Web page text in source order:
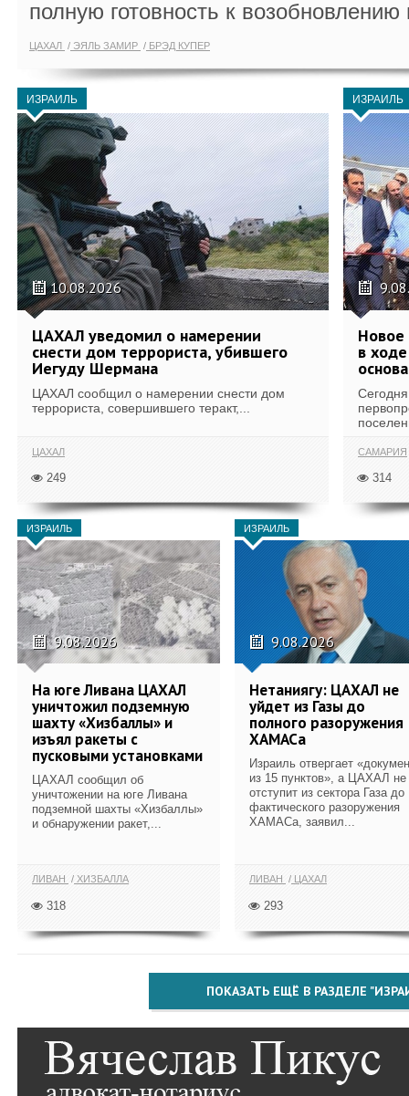
полную готовность к
ЦАХАЛ ЭЯЛЬ ЗАМИР БРЭД КУПЕР
ИЗРАИЛЬ
10.08.2026
ЦАХАЛ уведомил о намерении
снести дом террориста, убившего
Иегуду Шермана
ЦАХАЛ сообщил о намерении снести дом
террориста, совершившего теракт,...
ЦАХАЛ
249
ИЗРАИЛЬ
Новое
в
САМАРИЯ
314
ИЗРАИЛЬ
9.08.2026
На юге Ливана ЦАХАЛ
уничтожил подземную
шахту «Хизбаллы» и
изъял ракеты с
пусковыми установками
ЦАХАЛ сообщил об
уничтожении на юге Ливана
подземной шахты «Хизбаллы»
и обнаружении ракет,...
ЛИВАН ХИЗБАЛЛА
318
ИЗРАИЛЬ
9.08.2026
Нетаниягу: ЦАХАЛ не
уйдет из Газы до
полного разоружения
ХАМАСа
Израиль отвергает
из 15 пунктов», а ЦАХАЛ не
отступит из сектора Газа до
фактического разоружения
ХАМАСа, заявил...
ЛИВАН ЦАХАЛ
293
ПОКАЗАТЬ ЕЩЁ В РАЗДЕЛЕ